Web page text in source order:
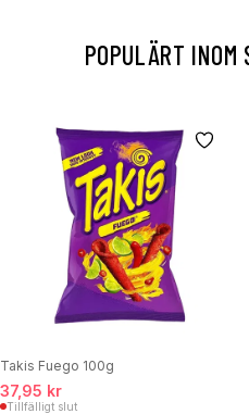
POPULÄRT INOM
Takis Fuego 100g
37,95 kr
Tillfälligt slut